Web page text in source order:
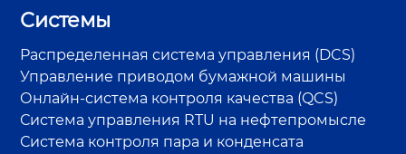
Системы
Распределенная система управления (DCS)
Управление приводом бумажной машины
Онлайн-система контроля качества (QCS)
Система управления RTU на нефтепромысле
Система контроля пара и конденсата